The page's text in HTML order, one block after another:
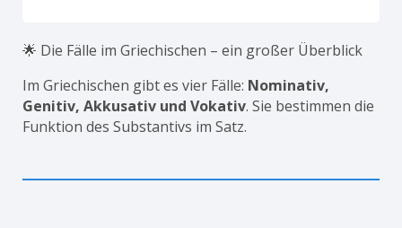
🌟 Die Fälle im Griechischen – ein großer Überblick
Im Griechischen gibt es vier Fälle: Nominativ,
Genitiv, Akkusativ und Vokativ. Sie bestimmen die
Funktion des Substantivs im Satz.